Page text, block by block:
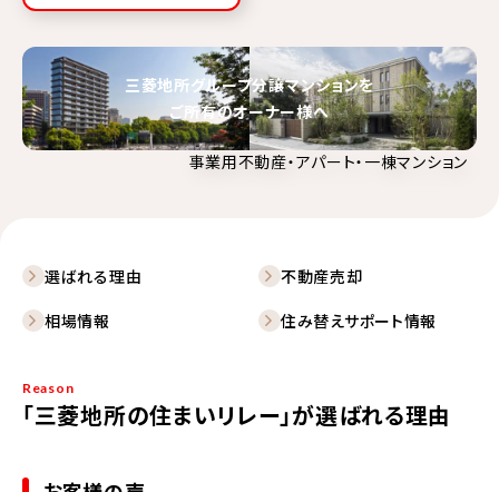
三菱地所グループ分譲マンションを
ご所有のオーナー様へ
事業用不動産・アパート・一棟マンション
選ばれる理由
不動産売却
相場情報
住み替えサポート情報
Reason
「三菱地所の住まいリレー」が選ばれる理由